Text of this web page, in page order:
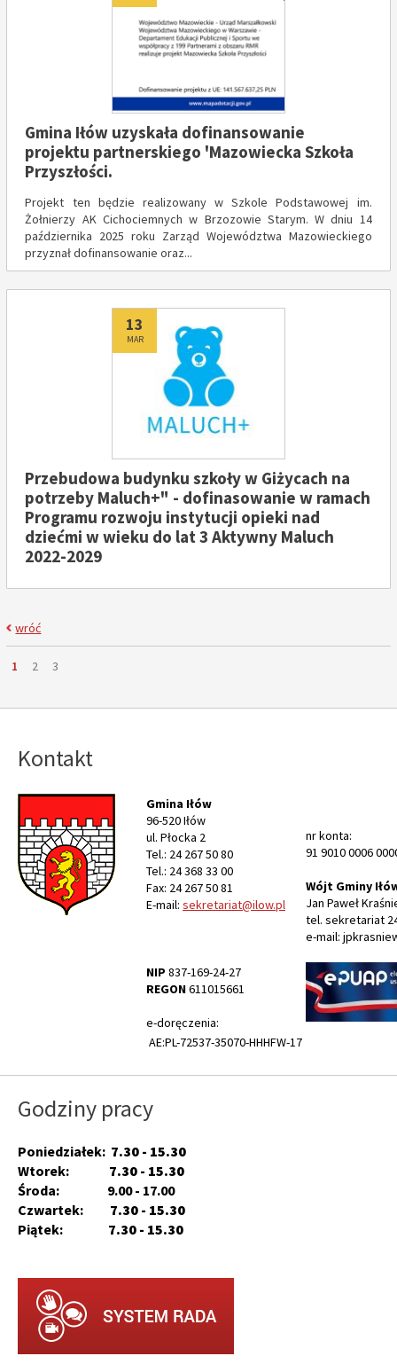
Gmina Iłów uzyskała dofinansowanie
projektu partnerskiego 'Mazowiecka Szkoła
Przyszłości.
Projekt ten będzie realizowany w Szkole Podstawowej im.
Żołnierzy AK Cichociemnych w Brzozowie Starym. W dniu 14
października 2025 roku Zarząd Województwa Mazowieckiego
przyznał dofinansowanie oraz...
Dodano
13
MAR
Przebudowa budynku szkoły w Giżycach na
potrzeby Maluch+" - dofinasowanie w ramach
Programu rozwoju instytucji opieki nad
dziećmi w wieku do lat 3 Aktywny Maluch
2022-2029
wróć
Strona
Strona
1 Strona
2 Strona
3
Kontakt
Gmina Iłów
96-520 Iłów
ul. Płocka 2
Tel.: 24 267 50 80
Tel.: 24 368 33 00
Fax: 24 267 50 81
E-mail: sekretariat@ilow.pl
NIP 837-169-24-27
REGON611015661
e-doręczenia:
AE:PL-72537-35070-HHHFW-17
nr konta:
91 9010 0006
Wójt Gminy
Jan Paweł
tel. sekretariat
e-mail:
Godziny pracy
Poniedziałek: 7.30 - 15.30
Wtorek: 7.30 - 15.30
Środa: 9.00 - 17.00
Czwartek: 7.30 - 15.30
Piątek: 7.30 - 15.30